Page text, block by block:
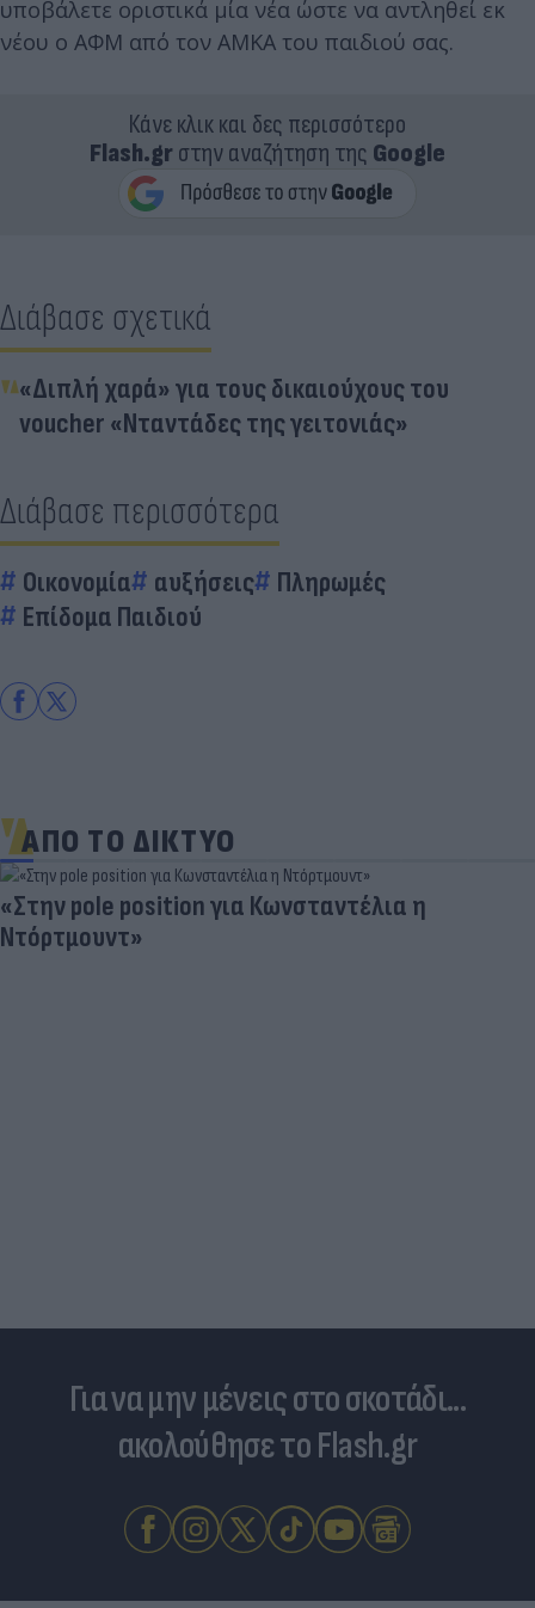
υποβάλετε οριστικά μία νέα ώστε να αντληθεί εκ
νέου ο ΑΦΜ από τον ΑΜΚΑ του παιδιού σας.
Κάνε κλικ και δες περισσότερο
Flash.grστην αναζήτηση της Google
Διάβασε σχετικά
«Διπλή χαρά» για τους δικαιούχους του
voucher «Νταντάδες της γειτονιάς»
Διάβασε περισσότερα
Οικονομία αυξήσεις
Πληρωμές
Επίδομα Παιδιού
ΑΠΟ ΤΟ ΔΙΚΤΥΟ
«Στην pole position για Κωνσταντέλια η
Ντόρτμουντ»
Για να μην μένεις στο σκοτάδι...
ακολούθησε το Flash.gr